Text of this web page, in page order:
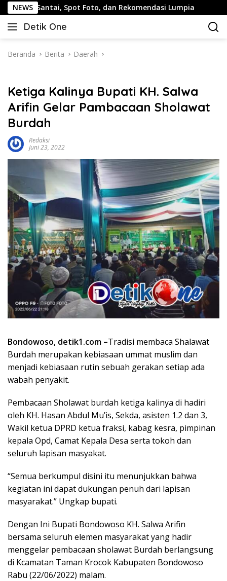
Langsung
ke
konten
NEWS
Spot Foto, dan Rekomendasi Lumpia Panduan
Detik One
Tajam
Fakta
Beranda Berita Daerah
Ketiga Kalinya Bupati KH. Salwa
Arifin Gelar Pambacaan Sholawat
Burdah
Redaksi
Juni 23, 2022
Bondowoso, detik1.com –Tradisi membaca Shalawat
Burdah merupakan kebiasaan ummat muslim dan
menjadi kebiasaan rutin sebuah gerakan setiap ada
wabah penyakit.
Pembacaan Sholawat burdah ketiga kalinya di hadiri
oleh KH. Hasan Abdul Mu’is, Sekda, asisten 1.2 dan 3,
Wakil ketua DPRD ketua fraksi, kabag kesra, pimpinan
kepala Opd, Camat Kepala Desa serta tokoh dan
seluruh lapisan masyakat.
“Semua berkumpul disini itu menunjukkan bahwa
kegiatan ini dapat dukungan penuh dari lapisan
masyarakat.” Ungkap bupati.
Dengan Ini Bupati Bondowoso KH. Salwa Arifin
bersama seluruh elemen masyarakat yang hadir
menggelar pembacaan sholawat Burdah berlangsung
di Kcamatan Taman Krocok Kabupaten Bondowoso
Rabu (22/06/2022) malam.